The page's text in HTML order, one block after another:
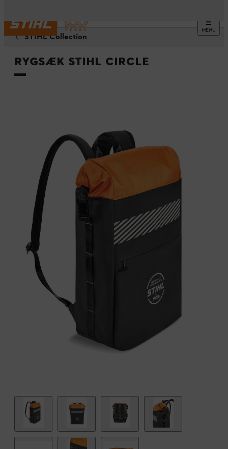
MENU
STIHL Collection
Rygsæk STIHL CIRCLE